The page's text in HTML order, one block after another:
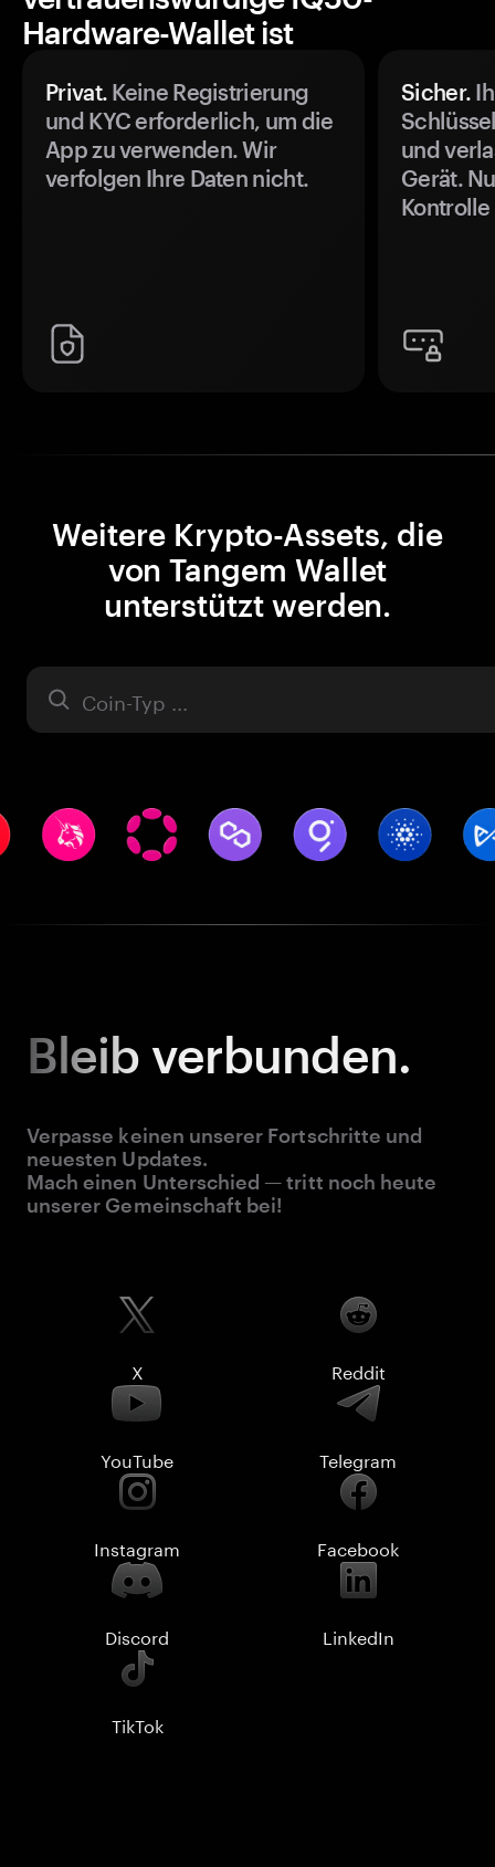
Hardware-Wallet ist
Privat. Keine Registrierung
und KYC erforderlich, um die
App zu verwenden. Wir
verfolgen Ihre Daten nicht.
Sicher.
und
Gerät.
Weitere Krypto-Assets, die
von Tangem Wallet
unterstützt werden.
Asset
Bleib verbunden.
Verpasse keinen unserer Fortschritte und
neuesten Updates.
Mach einen Unterschied — tritt noch heute
unserer Gemeinschaft bei!
X Reddit
YouTube Telegram
Instagram Facebook
Discord LinkedIn
TikTok